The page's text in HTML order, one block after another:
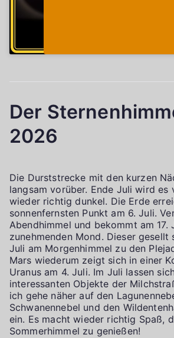
Der
2026
Die Durststrecke mit den kurzen
langsam vorüber. Ende Juli wird es
wieder richtig dunkel. Die Erde
sonnenfernsten Punkt am 6. Juli.
Abendhimmel und bekommt am 17.
zunehmenden Mond. Dieser gesellt
Juli am Morgenhimmel zu den
Mars wiederum zeigt sich in einer
Uranus am 4. Juli. Im Juli lassen
interessanten Objekte der
ich gehe näher auf den
Schwanennebel und den
ein. Es macht wieder richtig Spaß,
Sommerhimmel zu genießen!